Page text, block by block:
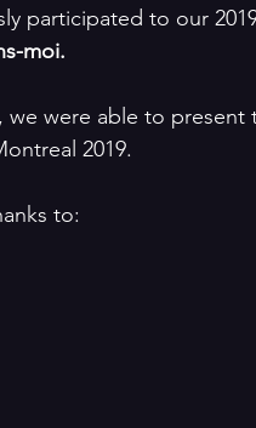
participated to our
moi.
were able to
2019.
to: